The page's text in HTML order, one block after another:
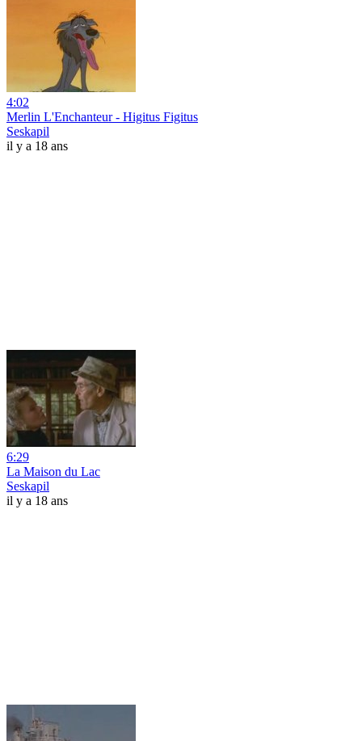
4:02
Merlin L'Enchanteur - Higitus Figitus
Seskapil
il y a 18 ans
6:29
La Maison du Lac
Seskapil
il y a 18 ans